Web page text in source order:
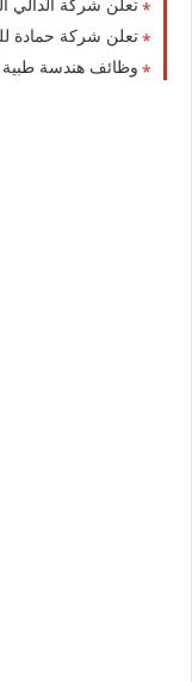
تعلن شركة حمادة للهندسة
وظائف هندسة طبية لدي الجامعة